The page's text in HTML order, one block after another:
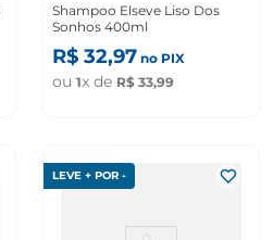
Shampoo Elseve Liso Dos
Sonhos 400ml
R$ 32,97 no PIX
ou 1x de R$ 33,99
LEVE + POR -